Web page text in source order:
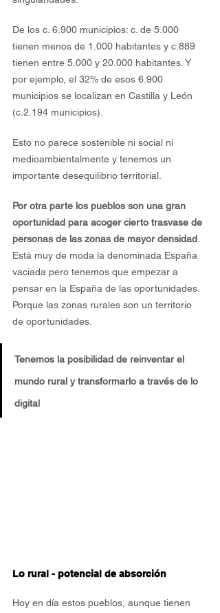
De los c. 6.900 municipios: c. de 5.000
tienen menos de 1.000 habitantes y c.889
tienen entre 5.000 y 20.000 habitantes. Y
por ejemplo, el 32% de esos 6.900
municipios se localizan en Castilla y León
(c.2.194 municipios).
Esto no parece sostenible ni social ni
medioambientalmente y tenemos un
importante desequilibrio territorial.
Por otra parte los pueblos son una gran
oportunidad para acoger cierto trasvase de
personas de las zonas de mayor densidad
Está muy de moda la denominada España
vaciada pero tenemos que empezar a
pensar en la España de las oportunidades.
Porque las zonas rurales son un territorio
de oportunidades.
Tenemos la posibilidad de reinventar el
mundo rural y transformarlo a través de lo
digital
Lo rural - potencial de absorción
Hoy en día estos pueblos, aunque tienen